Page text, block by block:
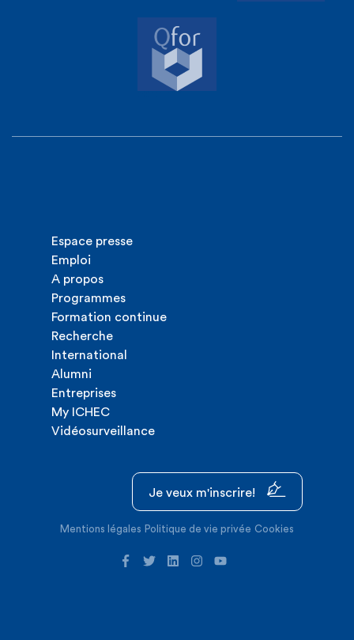
Espace presse
Emploi
A propos
Programmes
Formation continue
Recherche
International
Alumni
Entreprises
My ICHEC
Vidéosurveillance
Je veux m'inscrire!
Mentions légales Politique de vie privée Cookies